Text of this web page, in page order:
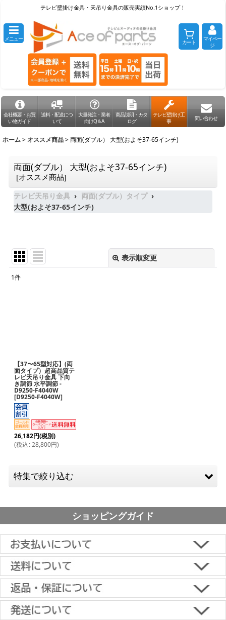
テレビ壁掛け金具・天吊り金具の販売実績No.1ショップ！
メニュー カート
マイペー
ジ
会社概要・お買
い物ガイド
送料・配送につ
いて
大量発注・業者
向けQ＆A
商品説明・カタ
ログ
テレビ壁掛け工
事
問い合わせ
ホーム > オススメ商品>両面(ダブル） 大型(およそ37-65インチ)
両面(ダブル） 大型(およそ37-65インチ)
[オススメ商品]
テレビ天吊り金具
両面(ダブル）タイプ
大型(およそ37-65インチ)
表示順変更
1件
【37〜65型対応】(両
面タイプ）超高品質テ
レビ天吊り金具 下向
き調節 水平調節 -
D9250-F4040W
[D9250-F4040W]
26,182円(税別)
(税込: 28,800円)
特集で絞り込む
アームタイプ（上下左右角度調節）小型（およそ12-26
アームタイプ（上下左右角度調節）中型（およそ26-50
型）
アームタイプ（上下左右角度調節）大型（およそ50-65
型）
アームタイプ（上下左右角度調節）超大型（およそ65型以
上）
ショッピングガイド
■下記よりお選びいただけます。
クレジットカード決済、代金引換、楽天ペイ、郵便振替、銀行振
込、スコア後払い、コンビニ決済、PayPayオンライン決済
【返品・キャンセルについて】
原則として返品は受け付けておりません。